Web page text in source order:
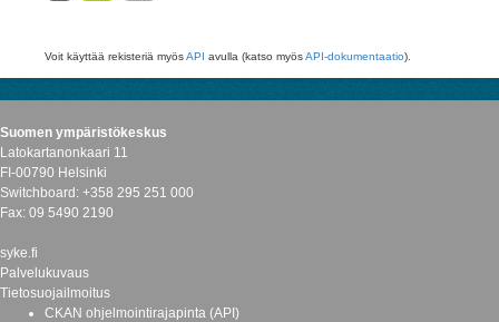
Voit käyttää rekisteriä myösAPI avulla (katso myösAPI-dokumentaatio).
Suomen ympäristökeskus
Latokartanonkaari 11
FI-00790 Helsinki
Switchboard: +358 295 251 000
Fax: 09 5490 2190
syke.fi
Palvelukuvaus
Tietosuojailmoitus
CKAN ohjelmointirajapinta (API)